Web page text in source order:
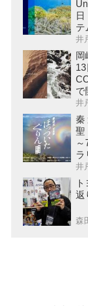
テ
催
井
岡
で
井
秦
聖
ラ
井
返
森